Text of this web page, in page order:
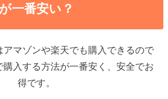
が一番安い？
マゾンや楽天でも購入できるので
入する方法が一番安く、安全でお
得です。